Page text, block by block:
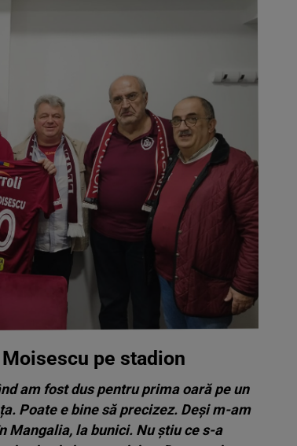
pe stadion
am fost dus pentru prima oară pe un
Poate e bine să precizez. Deși m-am
la bunici. Nu știu ce s-a